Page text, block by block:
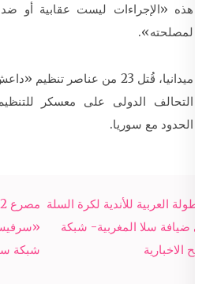
هذه «الإجراءات ليست عقابية أو ضد
لمصلحته».
ميدانيا، قُتل 23 من عناصر
التحالف الدولى على معسكر
الحدود مع سوريا.
Post
navigation
شبكة
البطولة العربية للأندية لكرة السلة
في ضيافة سلا المغربية- شبكة
سبح الاخبارية